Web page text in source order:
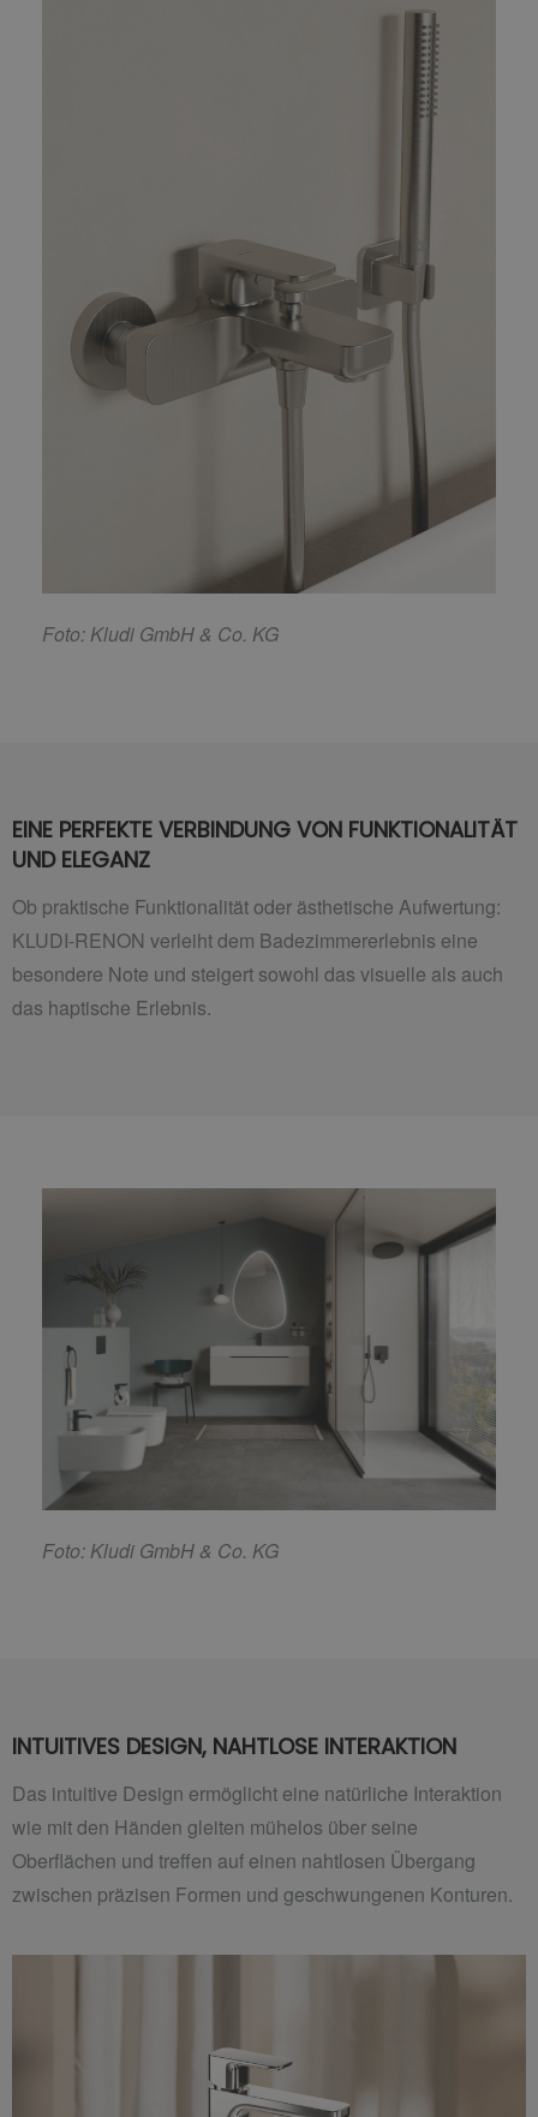
Foto: Kludi GmbH & Co. KG
EINE PERFEKTE VERBINDUNG VON FUNKTIONALITÄT
UND ELEGANZ
Ob praktische Funktionalität oder ästhetische Aufwertung:
KLUDI-RENON verleiht dem Badezimmererlebnis eine
besondere Note und steigert sowohl das visuelle als auch
das haptische Erlebnis.
Foto: Kludi GmbH & Co. KG
INTUITIVES DESIGN, NAHTLOSE INTERAKTION
Das intuitive Design ermöglicht eine natürliche Interaktion
wie mit den Händen gleiten mühelos über seine
Oberflächen und treffen auf einen nahtlosen Übergang
zwischen präzisen Formen und geschwungenen Konturen.